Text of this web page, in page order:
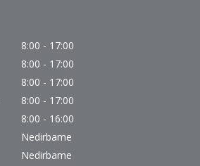
8:00 - 17:00
8:00 - 17:00
8:00 - 17:00
8:00 - 17:00
8:00 - 16:00
Nedirbame
Nedirbame